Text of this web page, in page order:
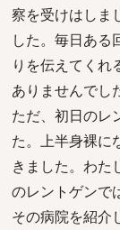
察を受けはしま
した。毎日ある
りを伝えてくれ
ありませんでし
ただ、初日のレ
た。上半身裸に
きました。わた
のレントゲンで
その病院を紹介